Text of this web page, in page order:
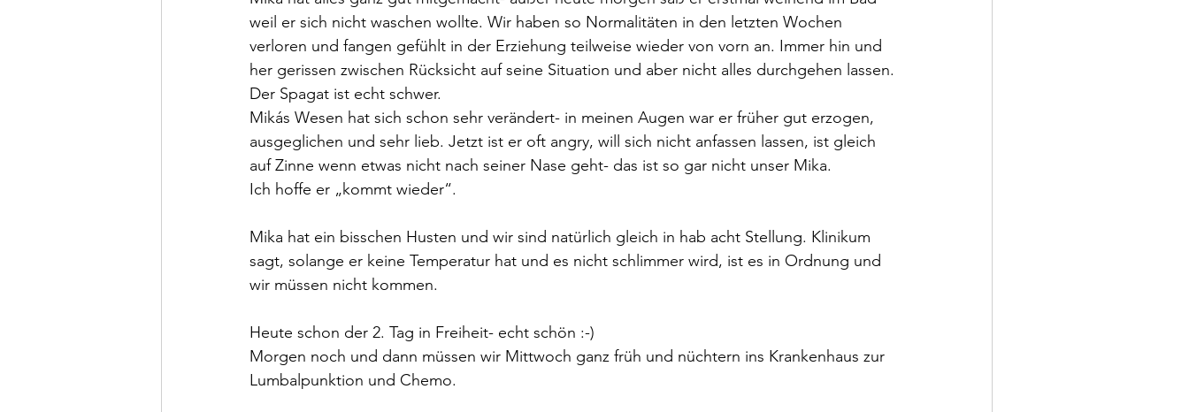
weil er sich nicht waschen wollte. Wir haben so Normalitäten in den letzten Wochen
verloren und fangen gefühlt in der Erziehung teilweise wieder von vorn an. Immer hin und
her gerissen zwischen Rücksicht auf seine Situation und aber nicht alles durchgehen lassen.
Der Spagat ist echt schwer.
Mikás Wesen hat sich schon sehr verändert- in meinen Augen war er früher gut erzogen,
ausgeglichen und sehr lieb. Jetzt ist er oft angry, will sich nicht anfassen lassen, ist gleich
auf Zinne wenn etwas nicht nach seiner Nase geht- das ist so gar nicht unser Mika.
Ich hoffe er „kommt wieder“.
Mika hat ein bisschen Husten und wir sind natürlich gleich in hab acht Stellung. Klinikum
sagt, solange er keine Temperatur hat und es nicht schlimmer wird, ist es in Ordnung und
wir müssen nicht kommen.
Heute schon der 2. Tag in Freiheit- echt schön :-)
Morgen noch und dann müssen wir Mittwoch ganz früh und nüchtern ins Krankenhaus zur
Lumbalpunktion und Chemo.